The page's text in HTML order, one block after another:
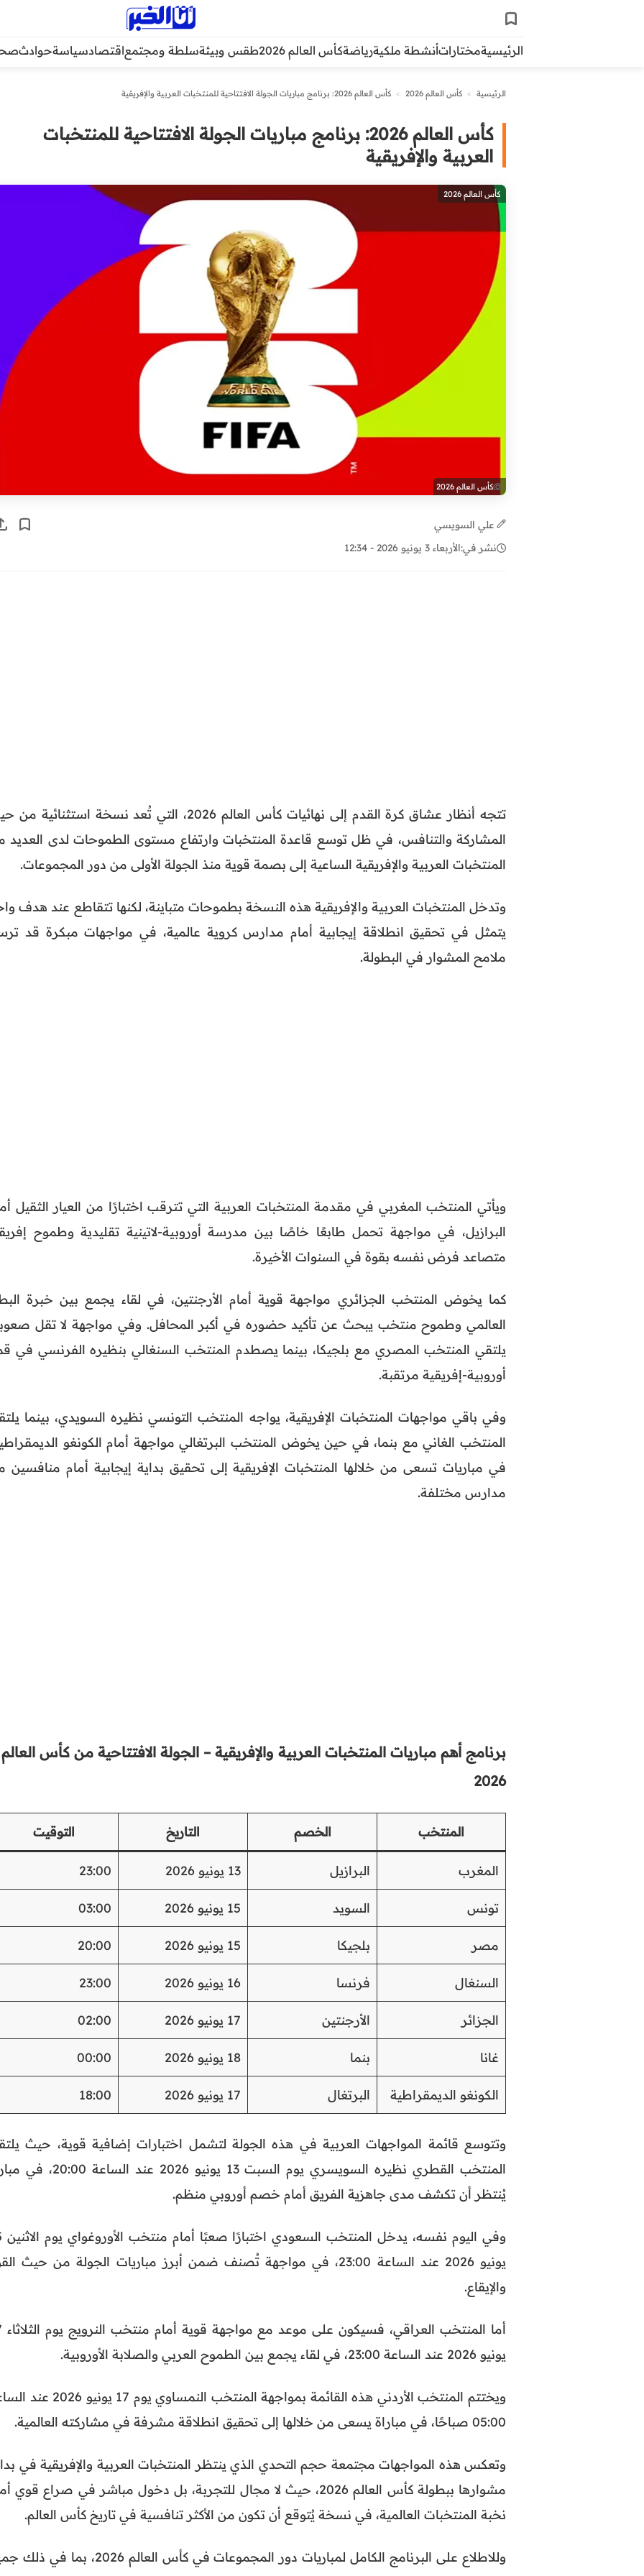
الرئيسيةمختاراتأنشطة ملكيةرياضةكأس العالم 2026 طقس وبيئةسلطة ومجتمعاقتصادسياسةحوادث
الرئيسية > كأس العالم 2026 > كأس العالم 2026: برنامج مباريات الجولة الافتتاحية للمنتخبات العربية والإفريقية
كأس العالم 2026: برنامج مباريات الجولة الافتتاحية للمنتخبات
العربية والإفريقية
كأس العالم 2026
كأس العالم 2026
علي السويسي
نشر في:الأربعاء 3 يونيو 2026 - 12:34
تتجه أنظار عشاق كرة القدم إلى نهائيات كأس العالم 2026، التي تُعد نسخة استثنائية
المشاركة والتنافس، في ظل توسع قاعدة المنتخبات وارتفاع مستوى الطموحات لدى العديد
المنتخبات العربية والإفريقية الساعية إلى بصمة قوية منذ الجولة الأولى من دور المجموعات.
وتدخل المنتخبات العربية والإفريقية هذه النسخة بطموحات متباينة، لكنها تتقاطع عند هدف
يتمثل في تحقيق انطلاقة إيجابية أمام مدارس كروية عالمية، في مواجهات مبكرة قد
ملامح المشوار في البطولة.
ويأتي المنتخب المغربي في مقدمة المنتخبات العربية التي تترقب اختبارًا من العيار الثقيل
البرازيل، في مواجهة تحمل طابعًا خاصًا بين مدرسة أوروبية-لاتينية تقليدية وطموح
متصاعد فرض نفسه بقوة في السنوات الأخيرة.
كما يخوض المنتخب الجزائري مواجهة قوية أمام الأرجنتين، في لقاء يجمع بين خبرة
العالمي وطموح منتخب يبحث عن تأكيد حضوره في أكبر المحافل. وفي مواجهة لا تقل
يلتقي المنتخب المصري مع بلجيكا، بينما يصطدم المنتخب السنغالي بنظيره الفرنسي في
أوروبية-إفريقية مرتقبة.
وفي باقي مواجهات المنتخبات الإفريقية، يواجه المنتخب التونسي نظيره السويدي، بينما
المنتخب الغاني مع بنما، في حين يخوض المنتخب البرتغالي مواجهة أمام الكونغو
في مباريات تسعى من خلالها المنتخبات الإفريقية إلى تحقيق بداية إيجابية أمام منافسين
مدارس مختلفة.
برنامج أهم مباريات المنتخبات العربية والإفريقية – الجولة الافتتاحية من كأس العالم
2026
المنتخب الخصم التاريخ التوقيت
المغرب البرازيل 13 يونيو 2026 23:00
تونس السويد 15 يونيو 2026 03:00
مصر بلجيكا 15 يونيو 2026 20:00
السنغال فرنسا 16 يونيو 2026 23:00
الجزائر الأرجنتين 17 يونيو 2026 02:00
غانا بنما 18 يونيو 2026 00:00
الكونغو الديمقراطية البرتغال 17 يونيو 2026 18:00
وتتوسع قائمة المواجهات العربية في هذه الجولة لتشمل اختبارات إضافية قوية، حيث
المنتخب القطري نظيره السويسري يوم السبت 13 يونيو 2026 عند
يُنتظر أن تكشف مدى جاهزية الفريق أمام خصم أوروبي منظم.
وفي
يونيو 2026 عند الساعة 23:00، في مواجهة تُصنف ضمن أبرز مباريات الجولة من حيث
والإيقاع.
أما
يونيو 2026 عند الساعة 23:00، في لقاء يجمع بين الطموح العربي والصلابة الأوروبية.
ويختتم المنتخب الأردني هذه القائمة بمواجهة المنتخب النمساوي يوم 17
05:00 صباحًا، في مباراة يسعى من خلالها إلى تحقيق انطلاقة مشرفة في مشاركته العالمية.
وتعكس هذه المواجهات مجتمعة حجم التحدي الذي ينتظر المنتخبات العربية والإفريقية في
مشوارها ببطولة كأس العالم 2026، حيث لا مجال للتجربة، بل دخول مباشر في صراع قوي
نخبة المنتخبات العالمية، في نسخة يُتوقع أن تكون من الأكثر تنافسية في تاريخ كأس العالم.
وللاطلاع على البرنامج الكامل لمباريات دور المجموعات في كأس العالم 2026، بما